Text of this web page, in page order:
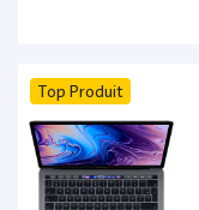
Top Produit